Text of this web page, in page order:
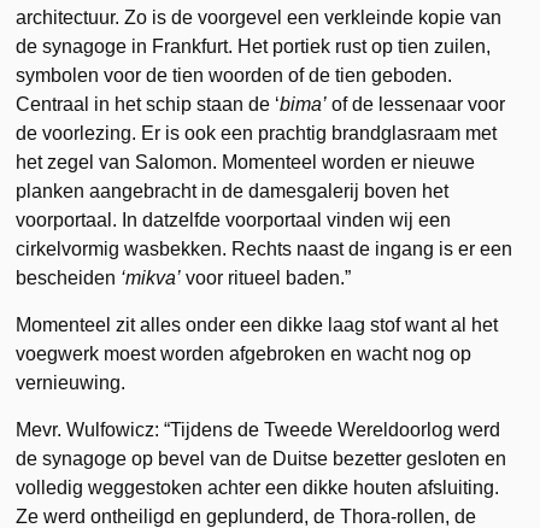
architectuur. Zo is de voorgevel een verkleinde kopie van
de synagoge in Frankfurt. Het portiek rust op tien zuilen,
symbolen voor de tien woorden of de tien geboden.
Centraal in het schip staan de ‘bima’ of de lessenaar voor
de voorlezing. Er is ook een prachtig brandglasraam met
het zegel van Salomon. Momenteel worden er nieuwe
planken aangebracht in de damesgalerij boven het
voorportaal. In datzelfde voorportaal vinden wij een
cirkelvormig wasbekken. Rechts naast de ingang is er een
bescheiden ‘mikva’ voor ritueel baden.”
Momenteel zit alles onder een dikke laag stof want al het
voegwerk moest worden afgebroken en wacht nog op
vernieuwing.
Mevr. Wulfowicz: “Tijdens de Tweede Wereldoorlog werd
de synagoge op bevel van de Duitse bezetter gesloten en
volledig weggestoken achter een dikke houten afsluiting.
Ze werd ontheiligd en geplunderd, de Thora-rollen, de